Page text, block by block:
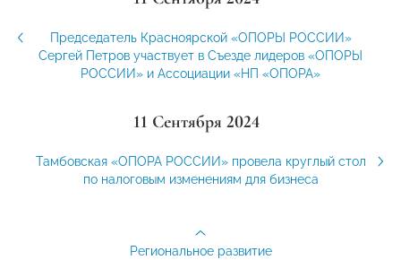
Председатель Красноярской «ОПОРЫ РОССИИ»
Сергей Петров участвует в Съезде лидеров «ОПОРЫ
РОССИИ» и Ассоциации «НП «ОПОРА»
11 Сентября 2024
Тамбовская «ОПОРА РОССИИ» провела круглый стол
по налоговым изменениям для бизнеса
Региональное развитие